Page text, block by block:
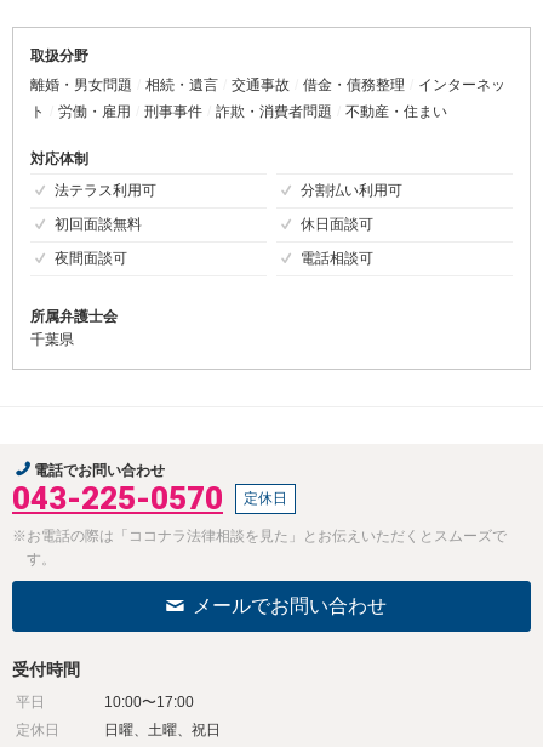
取扱分野
離婚・男女問題
相続・遺言 交通事故 借金・債務整理
インターネッ
ト
労働・雇用 刑事事件 詐欺・消費者問題 不動産・住まい
対応体制
法テラス利用可
分割払い利用可
初回面談無料
休日面談可
夜間面談可
電話相談可
所属弁護士会
千葉県
電話でお問い合わせ
043-225-0570 定休日
※お電話の際は「ココナラ法律相談を見た」とお伝えいただくとスムーズで
す。
メールでお問い合わせ
受付時間
平日
10:00〜17:00
定休日
日曜、土曜、祝日